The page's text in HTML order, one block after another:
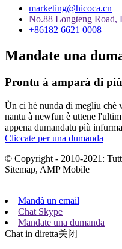
marketing@hicoca.cn
No.88 Longteng Road,
+86182 6621 0008
Mandate una
Prontu à amparà di più
Ùn ci hè nunda di megliu chè
nantu à newfun è uttene
appena dumandatu più
Cliccate per una dumanda
© Copyright - 2010-2021:
Sitemap, AMP Mobile
Mandà un email
Chat Skype
Mandate una dumanda
Chat in diretta关闭